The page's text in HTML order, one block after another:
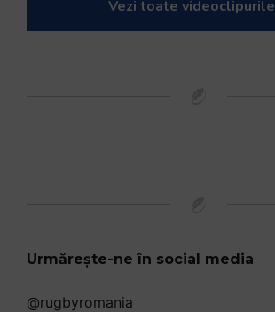
Vezi toate videoclipurile
Urmărește-ne în social media
@rugbyromania